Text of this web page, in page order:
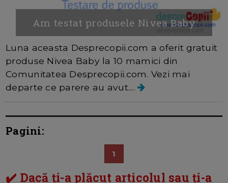
Am testat produsele Nivea Baby
Luna aceasta Desprecopii.com a oferit gratuit
produse Nivea Baby la 10 mamici din
Comunitatea Desprecopii.com. Vezi mai
departe ce parere au avut....
Pagini:
1
✔️ Dacă ți-a plăcut articolul sau ți-a